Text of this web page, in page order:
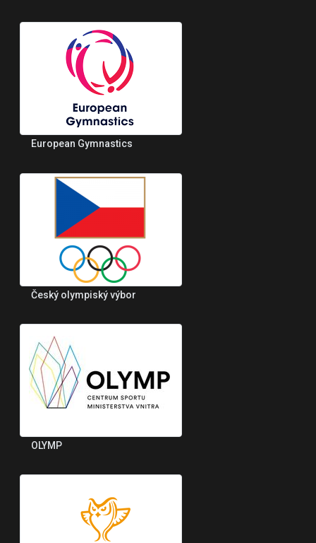
European Gymnastics
Český olympiský výbor
OLYMP